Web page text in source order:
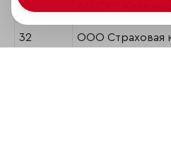
31 АО СК
32 ООО Страховая